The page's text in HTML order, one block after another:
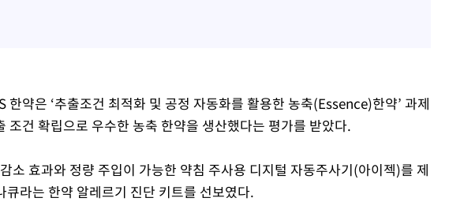
한약은 ‘추출조건 최적화 및 공정 자동화를 활용한 농축(Essence)한약’ 과제
조건 확립으로 우수한 농축 한약을 생산했다는 평가를 받았다.
소 효과와 정량 주입이 가능한 약침 주사용 디지털 자동주사기(아이젝)를 제
큐라는 한약 알레르기 진단 키트를 선보였다.